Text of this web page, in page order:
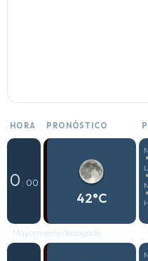
HORA PRONÓSTICO
0 : 00
42°C
Mayormente despejado